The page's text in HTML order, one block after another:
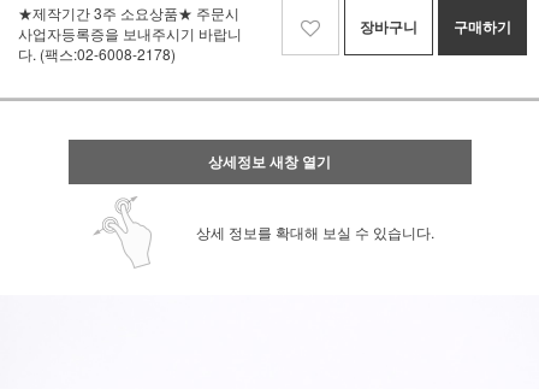
★제작기간 3주 소요상품★ 주문시
사업자등록증을 보내주시기 바랍니
다. (팩스:02-6008-2178)
장바구니 구매하기
상세정보 새창 열기
상세 정보를 확대해 보실 수 있습니다.